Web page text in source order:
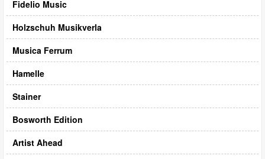
Fidelio Music
Holzschuh Musikverla
Musica Ferrum
Hamelle
Stainer
Bosworth Edition
Artist Ahead